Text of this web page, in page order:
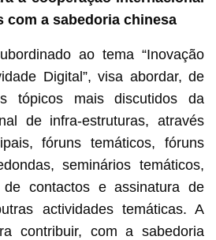
com a sabedoria chinesa
ao tema “Inovação
Digital”, visa abordar, de
tópicos mais discutidos da
de infra-estruturas, através
fóruns temáticos, fóruns
seminários temáticos,
contactos e assinatura de
actividades temáticas. A
contribuir, com a sabedoria